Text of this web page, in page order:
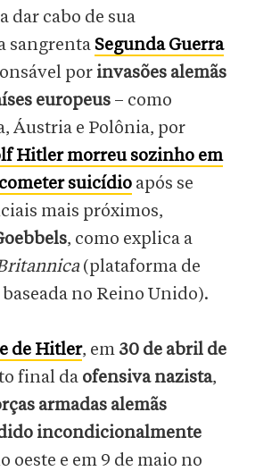
dar cabo de sua
sangrenta Segunda Guerra
por invasões alemãs
europeus – como
Áustria e Polônia, por
Hitler morreu sozinho em
suicídio após se
mais próximos,
, como explica a
(plataforma de
no Reino Unido).
de Hitler, em 30 de abril de
final da ofensiva nazista,
armadas alemãs
incondicionalmente
oeste e em 9 de maio no